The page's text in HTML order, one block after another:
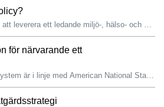
Ja. HP har åtagit sig att leverera ett ledande miljö-, hälso- och säkerhetsprogram (EHS) som strävar efter att våra anställdas säkerhet ska förbättras konti...
för närvarande ett
HP:s EHS-ledningssystem är i linje med American National Standards Institute Z10 och International Standardization Organization (ISO) 14001-standarder för ...